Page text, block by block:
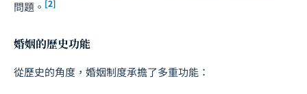
問題。 [2]
婚姻的歷史功能
從歷史的角度，婚姻制度承擔了多重功能：